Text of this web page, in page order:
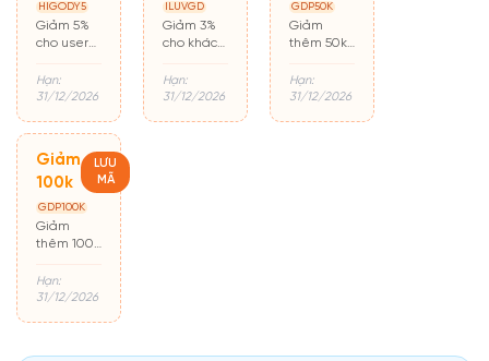
HIGODY5
Giảm 5%
cho user
hàng lần
đầu
Hạn:
31/12/2026
ILUVGD
Giảm 3%
cho khách
Hạn:
31/12/2026
GDP50K
Giảm
thêm 50k
500k
Hạn:
31/12/2026
Giảm
100k
LƯU
MÃ
GDP100K
Giảm
thêm 100k
500k
Hạn:
31/12/2026